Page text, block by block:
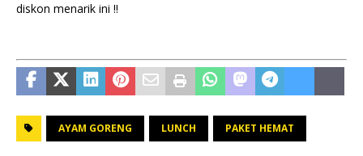
diskon menarik ini !!
AYAM GORENG LUNCH PAKET HEMAT